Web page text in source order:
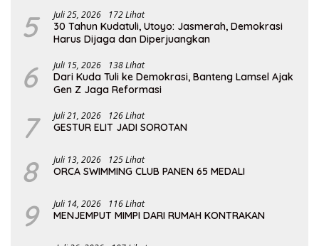
5 Juli 25, 2026 172 Lihat
30 Tahun Kudatuli, Utoyo: Jasmerah, Demokrasi
Harus Dijaga dan Diperjuangkan
6 Juli 15, 2026 138 Lihat
Dari Kuda Tuli ke Demokrasi, Banteng Lamsel Ajak
Gen Z Jaga Reformasi
7 Juli 21, 2026 126 Lihat
GESTUR ELIT JADI SOROTAN
8 Juli 13, 2026 125 Lihat
ORCA SWIMMING CLUB PANEN 65 MEDALI
9 Juli 14, 2026 116 Lihat
MENJEMPUT MIMPI DARI RUMAH KONTRAKAN